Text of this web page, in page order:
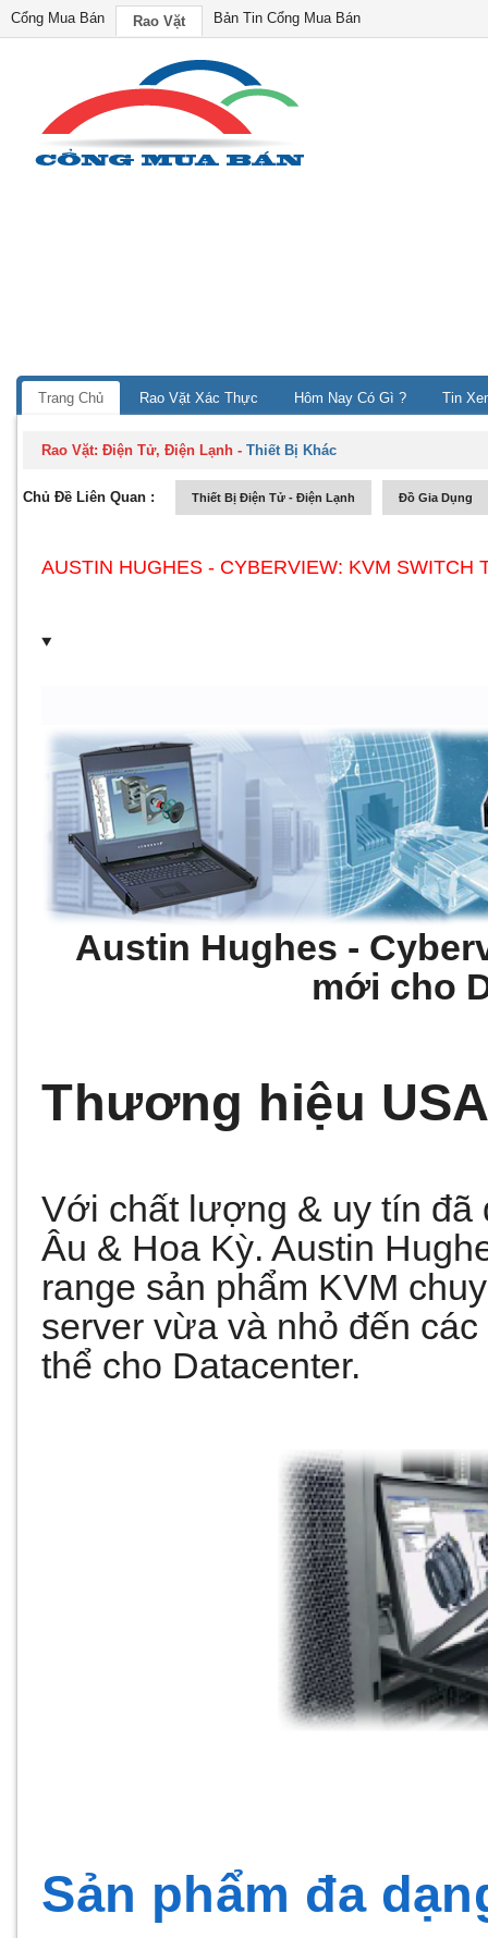
Cổng Mua Bán Rao Vặt Bản Tin Cổng Mua Bán
Trang Chủ Rao Vặt Xác Thực Hôm Nay Có Gì ? Tin
Rao Vặt:Điện Tử, Điện Lạnh -Thiết Bị Khác
Chủ Đề Liên Quan : Thiết Bị Điện Tử - Điện Lạnh Đồ Gia Dụng
AUSTIN HUGHES - CYBERVIEW: KVM SWITCH
Austin Hughes -
mới cho
Thương hiệu
Với chất lượng & uy tín
Âu & Hoa Kỳ. Austin
range sản phẩm KVM
server vừa và nhỏ đến
thể cho Datacenter.
Sản phẩm đa